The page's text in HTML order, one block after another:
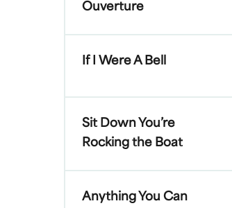
Ouverture
If I Were A Bell
Sit Down You’re
Rocking the Boat
Anything You Can